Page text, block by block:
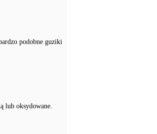
podobne guziki
lub oksydowane.